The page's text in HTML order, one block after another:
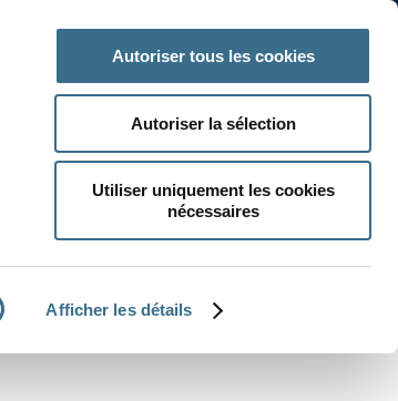
Afficher les détails
Autoriser tous les cookies
Autoriser la sélection
Utiliser uniquement les cookies
nécessaires